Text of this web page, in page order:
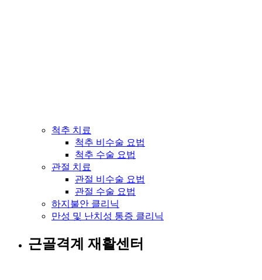
척추 치료
척추 비수술 요법
척추 수술 요법
관절 치료
관절 비수술 요법
관절 수술 요법
하지불안 클리닉
만성 및 난치성 통증 클리닉
근골격계 재활센터